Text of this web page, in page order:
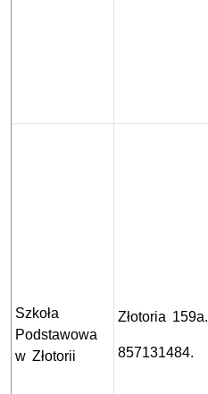
Szkoła
Podstawowa
w Złotorii
Złotoria 159a.
857131484.